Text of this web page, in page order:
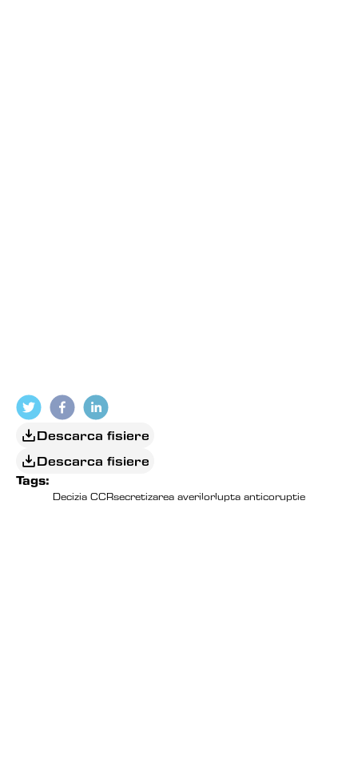
Descarca fisiere
Descarca fisiere
Tags:
Decizia CCRsecretizarea averilorlupta anticoruptie